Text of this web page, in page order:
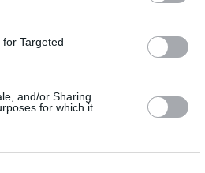
Targeted
and/or Sharing
for which it